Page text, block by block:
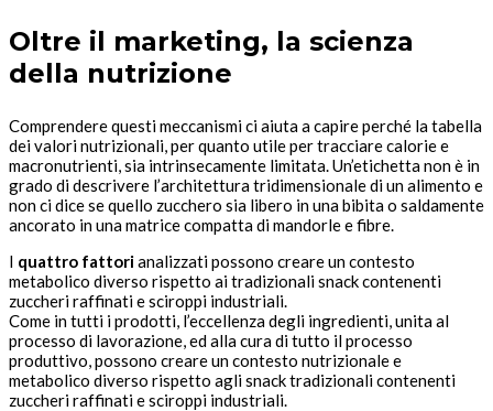
Oltre il marketing, la scienza
della nutrizione
Comprendere questi meccanismi ci aiuta a capire perché la tabella
dei valori nutrizionali, per quanto utile per tracciare calorie e
macronutrienti, sia intrinsecamente limitata. Un’etichetta non è in
grado di descrivere l’architettura tridimensionale di un alimento e
non ci dice se quello zucchero sia libero in una bibita o saldamente
ancorato in una matrice compatta di mandorle e fibre.
I quattro fattorianalizzati possono creare un contesto
metabolico diverso rispetto ai tradizionali snack contenenti
zuccheri raffinati e sciroppi industriali.
Come in tutti i prodotti, l’eccellenza degli ingredienti, unita al
processo di lavorazione, ed alla cura di tutto il processo
produttivo, possono creare un contesto nutrizionale e
metabolico diverso rispetto agli snack tradizionali contenenti
zuccheri raffinati e sciroppi industriali.